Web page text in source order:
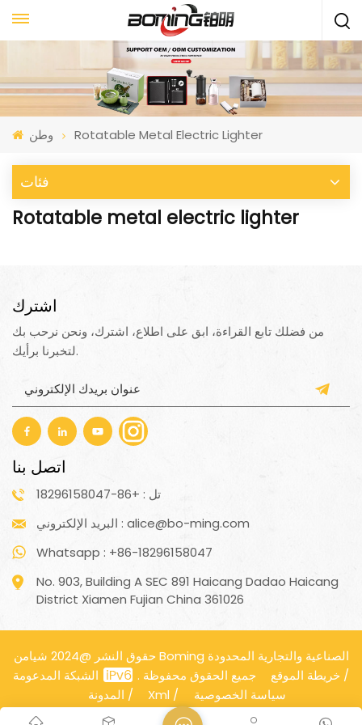
وطن Rotatable Metal Electric Lighter
فئات
Rotatable metal electric lighter
اشترك
من فضلك تابع القراءة، ابق على اطلاع، اشترك، ونحن نرحب بك
لتخبرنا برأيك.
اتصل بنا
تل : +86-18296158047
البريد الإلكتروني : alice@bo-ming.com
Whatsapp : +86-18296158047
No. 903, Building A SEC 891 Haicang Dadao Haicang
District Xiamen Fujian China 361026
حقوق النشر @2024 شيامن Boming الصناعية والتجارية المحدودة
جميع الحقوق محفوظة .
خريطة الموقع /
المدونة / Xml / سياسة الخصوصية